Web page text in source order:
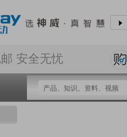
安全无忧